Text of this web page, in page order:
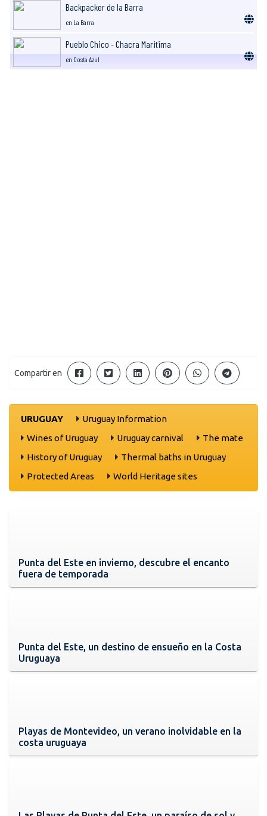
Backpacker de la Barra
en La Barra
Pueblo Chico - Chacra Maritima
en Costa Azul
Compartir en
URUGUAY
Uruguay Information
Wines of Uruguay
Uruguay carnival
The mate
History of Uruguay
Thermal baths in Uruguay
Protected Areas
World Heritage sites
Punta del Este en invierno, descubre el encanto
fuera de temporada
Punta del Este, un destino de ensueño en la Costa
Uruguaya
Playas de Montevideo, un verano inolvidable en la
costa uruguaya